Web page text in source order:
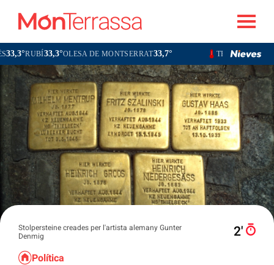
RUBÍ33,3°OLESA DE MONTSERRAT33,7° TERRASSA32,3°
Stolpersteine creades per l'artista alemany Gunter
Denmig
2′
Política